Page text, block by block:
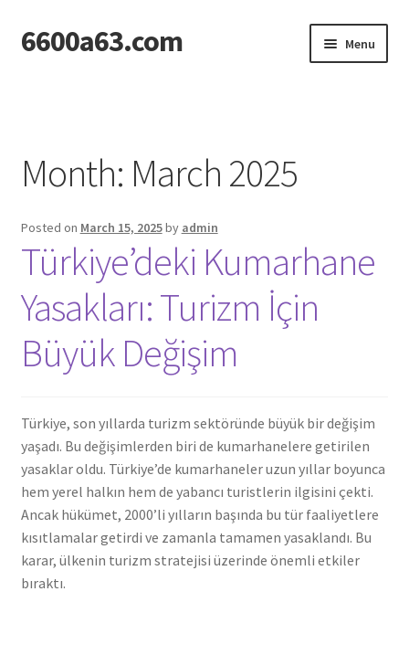
Skip
to
Skip
to
6600a63.com Menu
Month: March 2025
Posted on March 15, 2025by admin
Türkiye’deki Kumarhane
Yasakları: Turizm İçin
Büyük Değişim
Türkiye, son yıllarda turizm sektöründe büyük bir değişim
yaşadı. Bu değişimlerden biri de kumarhanelere getirilen
yasaklar oldu. Türkiye’de kumarhaneler uzun yıllar boyunca
hem yerel halkın hem de yabancı turistlerin ilgisini çekti.
Ancak hükümet, 2000’li yılların başında bu tür faaliyetlere
kısıtlamalar getirdi ve zamanla tamamen yasaklandı. Bu
karar, ülkenin turizm stratejisi üzerinde önemli etkiler
bıraktı.